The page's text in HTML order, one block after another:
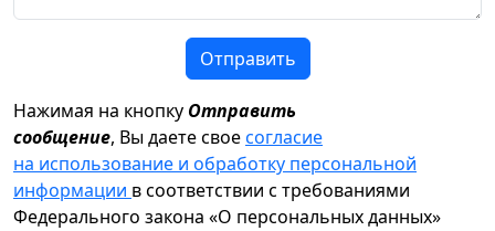
Отправить
Нажимая на кнопку Отправить
сообщение, Вы даете своесогласие
на использование и обработку персональной
информации в соответствии с требованиями
Федерального закона «О персональных данных»